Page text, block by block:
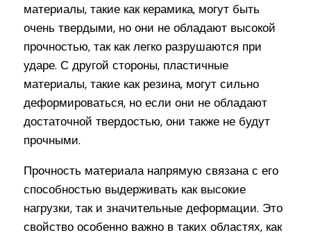
материалы, такие как керамика, могут быть
очень твердыми, но они не обладают высокой
прочностью, так как легко разрушаются при
ударе. С другой стороны, пластичные
материалы, такие как резина, могут сильно
деформироваться, но если они не обладают
достаточной твердостью, они также не будут
прочными.
Прочность материала напрямую связана с его
способностью выдерживать как высокие
нагрузки, так и значительные деформации. Это
свойство особенно важно в таких областях, как